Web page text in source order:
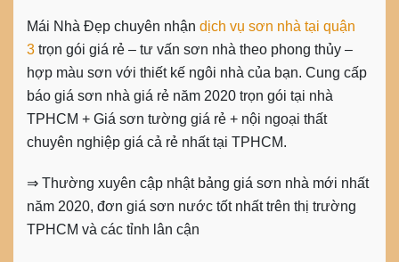
Mái Nhà Đẹp chuyên nhận dịch vụ sơn nhà tại quận
3 trọn gói giá rẻ – tư vấn sơn nhà theo phong thủy –
hợp màu sơn với thiết kế ngôi nhà của bạn. Cung cấp
báo giá sơn nhà giá rẻ năm 2020 trọn gói tại nhà
TPHCM + Giá sơn tường giá rẻ + nội ngoại thất
chuyên nghiệp giá cả rẻ nhất tại TPHCM.
⇒ Thường xuyên cập nhật bảng giá sơn nhà mới nhất
năm 2020, đơn giá sơn nước tốt nhất trên thị trường
TPHCM và các tỉnh lân cận